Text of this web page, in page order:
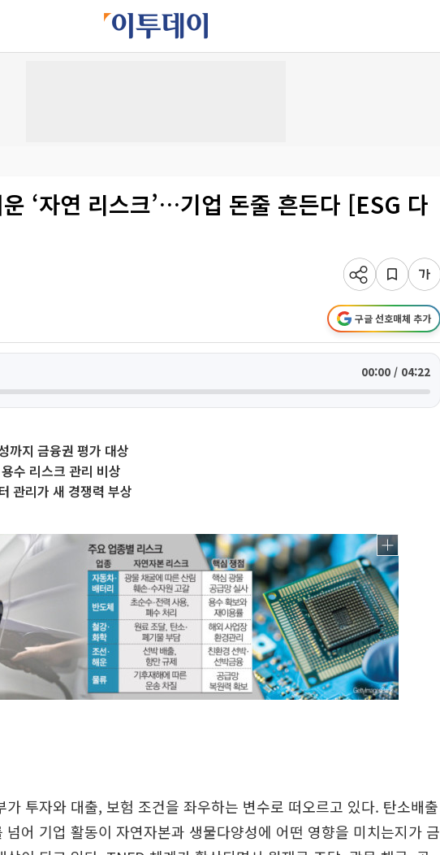
‘자연 리스크’…기업 돈줄 흔든다 [ESG 다
구글 선호매체 추가
00:00 / 04:22
까지 금융권 평가 대상
수 리스크 관리 비상
관리가 새 경쟁력 부상
가 투자와 대출, 보험 조건을 좌우하는 변수로 떠오르고 있다. 탄소배출
넘어 기업 활동이 자연자본과 생물다양성에 어떤 영향을 미치는지가 금